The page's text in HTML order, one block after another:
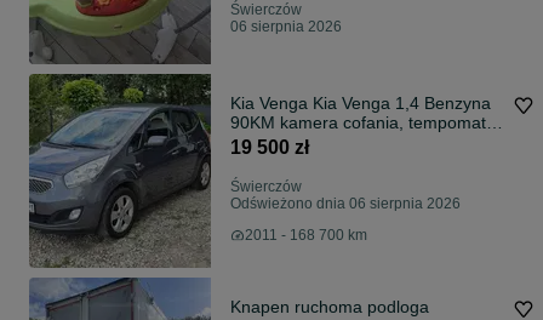
Świerczów
06 sierpnia 2026
Kia Venga Kia Venga 1,4 Benzyna
90KM kamera cofania, tempomat,
Ideał
19 500 zł
Świerczów
Odświeżono dnia 06 sierpnia 2026
2011 - 168 700 km
Knapen ruchoma podloga